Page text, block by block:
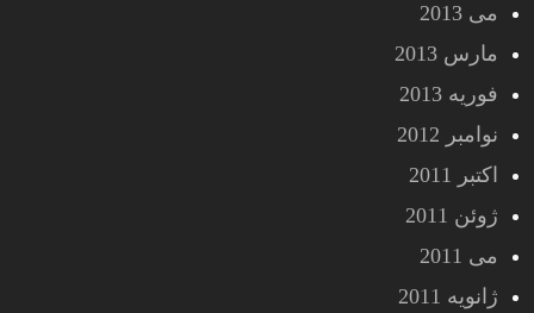
می 2013
مارس 2013
فوریه 2013
نوامبر 2012
اکتبر 2011
ژوئن 2011
می 2011
ژانویه 2011